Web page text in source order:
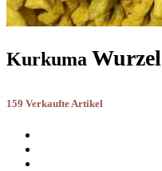
Kurkuma Wurzel
159 Verkaufte Artikel